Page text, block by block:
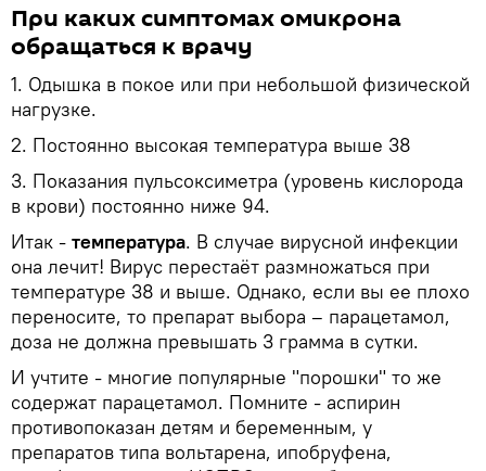
При каких симптомах омикрона
обращаться к врачу
1. Одышка в покое или при небольшой физической
нагрузке.
2. Постоянно высокая температура выше 38
3. Показания пульсоксиметра (уровень кислорода
в крови) постоянно ниже 94.
Итак - температура. В случае вирусной инфекции
она лечит! Вирус перестаёт размножаться при
температуре 38 и выше. Однако, если вы ее плохо
переносите, то препарат выбора – парацетамол,
доза не должна превышать 3 грамма в сутки.
И учтите - многие популярные "порошки" то же
содержат парацетамол. Помните - аспирин
противопоказан детям и беременным, у
препаратов типа вольтарена, ипобруфена,